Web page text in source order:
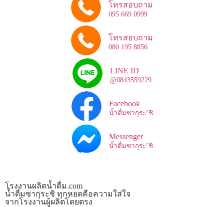
โทรสอบถาม
095 669 0999
โทรสอบถาม
080 195 8856
LINE ID
@0843559229
Facebook
น้ำดื่มซากุระ’ชิ
Messenger
น้ำดื่มซากุระ’ชิ
โรงงานผลิตน้ำดื่ม.com
น้ำดื่มซากุระชิ ทุกหยดคือความใส่ใจ
จากโรงงานผู้ผลิตโดยตรง